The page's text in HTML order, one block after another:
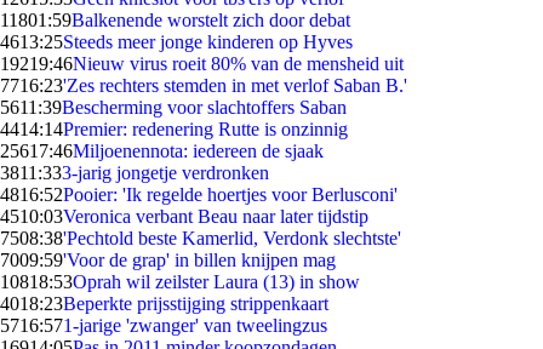
11801:59Balkenende worstelt zich door debat
4613:25Steeds meer jonge kinderen op Hyves
19219:46Nieuw virus roeit 80% van de mensheid uit
7716:23'Zes rechters stemden in met verlof Saban B.'
5611:39Bescherming voor slachtoffers Saban
4414:14Premier: redenering Rutte is onzinnig
25617:46Miljoenennota: iedereen de sjaak
3811:333-jarig jongetje verdronken
4816:52Pooier: 'Ik regelde hoertjes voor Berlusconi'
4510:03Veronica verbant Beau naar later tijdstip
7508:38'Pechtold beste Kamerlid, Verdonk slechtste'
7009:59'Voor de grap' in billen knijpen mag
10818:53Oprah wil zeilster Laura (13) in show
4018:23Beperkte prijsstijging strippenkaart
5716:571-jarige 'zwanger' van tweelingzus